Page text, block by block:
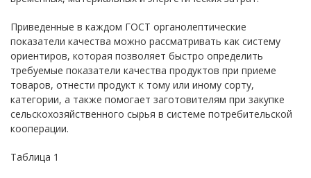
Приведенные в каждом ГОСТ органолептические
показатели качества можно рассматривать как систему
ориентиров, которая позволяет быстро определить
требуемые показатели качества продуктов при приеме
товаров, отнести продукт к тому или иному сорту,
категории, а также помогает заготовителям при закупке
сельскохозяйственного сырья в системе потребительской
кооперации.
Таблица 1